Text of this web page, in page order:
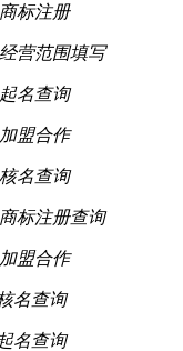
标注册
营范围填写
名查询
盟合作
名查询
标注册查询
盟合作
名查询
名查询